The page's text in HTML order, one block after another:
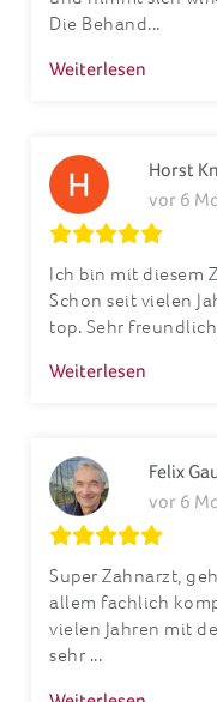
Weiterlesen
vor 6
Ich bin mit diesem
Schon seit vielen
top. Sehr
Weiterlesen
vor 6
Super Zahnarzt,
allem fachlich
vielen Jahren mit
sehr ...
Weiterlesen